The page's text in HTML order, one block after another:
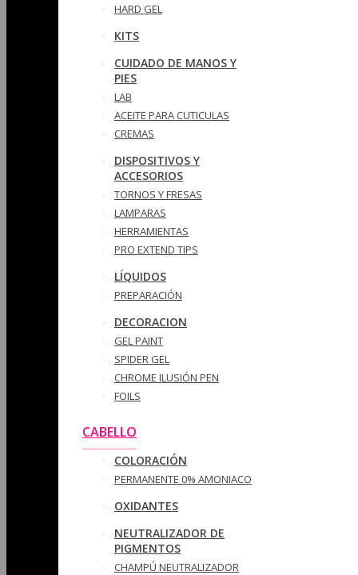
HARD GEL
KITS
CUIDADO DE MANOS Y
PIES
LAB
ACEITE PARA CUTICULAS
CREMAS
DISPOSITIVOS Y
ACCESORIOS
TORNOS Y FRESAS
LAMPARAS
HERRAMIENTAS
PRO EXTEND TIPS
LÍQUIDOS
PREPARACIÓN
DECORACION
GEL PAINT
SPIDER GEL
CHROME ILUSIÓN PEN
FOILS
CABELLO
COLORACIÓN
PERMANENTE 0% AMONIACO
OXIDANTES
NEUTRALIZADOR DE
PIGMENTOS
CHAMPÚ NEUTRALIZADOR